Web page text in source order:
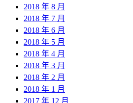
2018 年 8 月
2018 年 7 月
2018 年 6 月
2018 年 5 月
2018 年 4 月
2018 年 3 月
2018 年 2 月
2018 年 1 月
2017 年 12 月